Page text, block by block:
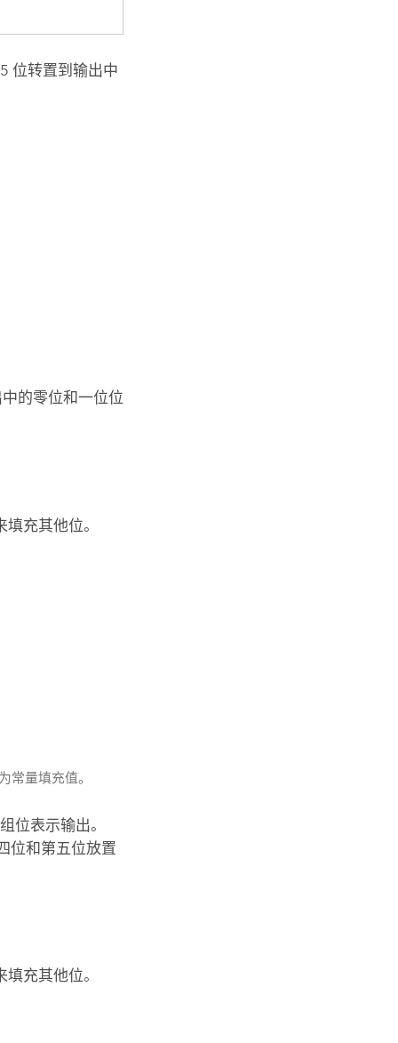
位转置到输出中
的零位和一位位
充其他位。
常量填充值。
位表示输出。
位和第五位放置
充其他位。